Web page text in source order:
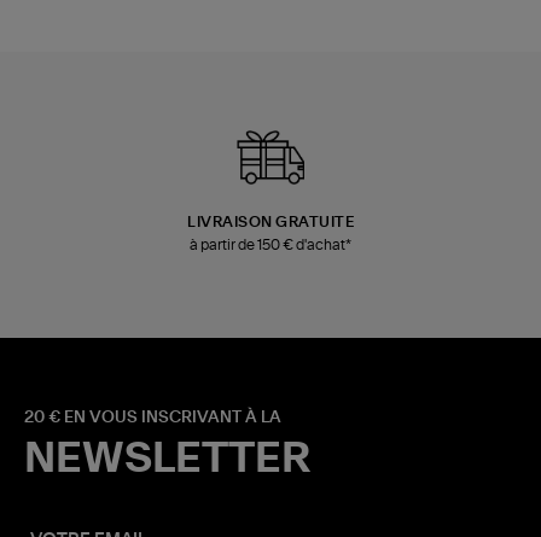
LIVRAISON GRATUITE
à partir de 150 € d'achat*
20 € EN VOUS INSCRIVANT À LA
NEWSLETTER